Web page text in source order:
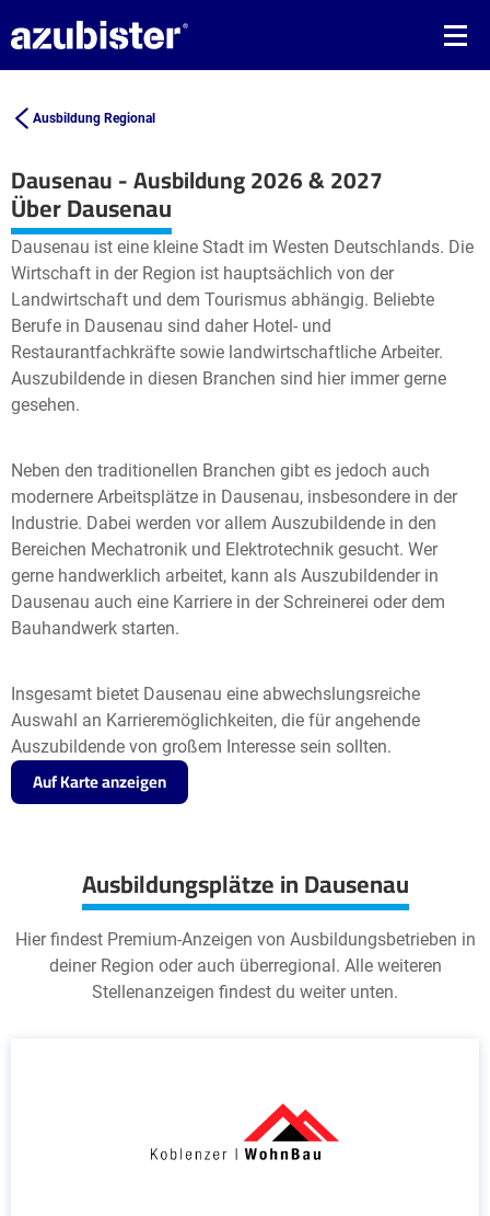
Ausbildung Regional
Dausenau - Ausbildung 2026 & 2027
+
−
Leaflet| ©OpenStreetMap2
Über Dausenau
Dausenau ist eine kleine Stadt im Westen Deutschlands. Die
Wirtschaft in der Region ist hauptsächlich von der
Landwirtschaft und dem Tourismus abhängig. Beliebte
Berufe in Dausenau sind daher Hotel- und
Restaurantfachkräfte sowie landwirtschaftliche Arbeiter.
Auszubildende in diesen Branchen sind hier immer gerne
gesehen.
Neben den traditionellen Branchen gibt es jedoch auch
modernere Arbeitsplätze in Dausenau, insbesondere in der
Industrie. Dabei werden vor allem Auszubildende in den
Bereichen Mechatronik und Elektrotechnik gesucht. Wer
gerne handwerklich arbeitet, kann als Auszubildender in
Dausenau auch eine Karriere in der Schreinerei oder dem
Bauhandwerk starten.
Insgesamt bietet Dausenau eine abwechslungsreiche
Auswahl an Karrieremöglichkeiten, die für angehende
Auszubildende von großem Interesse sein sollten.
Auf Karte anzeigen
Ausbildungsplätze in Dausenau
Hier findest Premium-Anzeigen von Ausbildungsbetrieben in
deiner Region oder auch überregional. Alle weiteren
Stellenanzeigen findest du weiter unten.